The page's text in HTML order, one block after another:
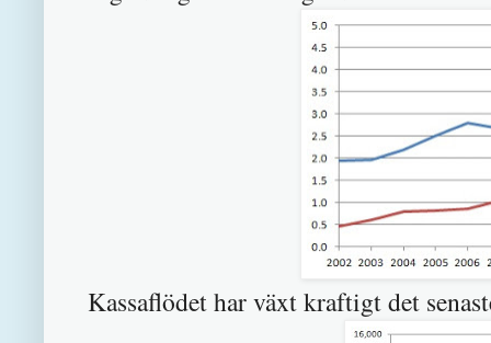
Kassaflödet har växt kraftigt det